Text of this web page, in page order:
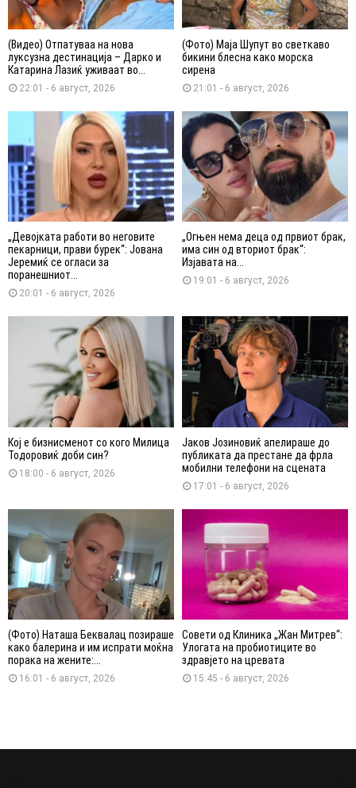
(Видео) Отпатуваа на нова
луксузна дестинација – Дарко и
Катарина Лазиќ уживаат во...
22:01 - 6 август, 2026
(Фото) Маја Шупут во светкаво
бикини блесна како морска
сирена
21:01 - 6 август, 2026
„Девојката работи во неговите
пекарници, прави бурек“: Јована
Јеремиќ се огласи за
поранешниот...
20:01 - 6 август, 2026
„Огњен нема деца од првиот брак,
има син од вториот брак“:
Изјавата на...
19:01 - 6 август, 2026
Кој е бизнисменот со кого Милица
Тодоровиќ доби син?
18:00 - 6 август, 2026
Јаков Јозиновиќ апелираше до
публиката да престане да фрла
мобилни телефони на сцената
17:01 - 6 август, 2026
(Фото) Наташа Беквалац позираше
како балерина и им испрати моќна
порака на жените:...
16:01 - 6 август, 2026
Совети од Клиника „Жан Митрев“:
Улогата на пробиотиците во
здравјето на цревата
15:45 - 6 август, 2026